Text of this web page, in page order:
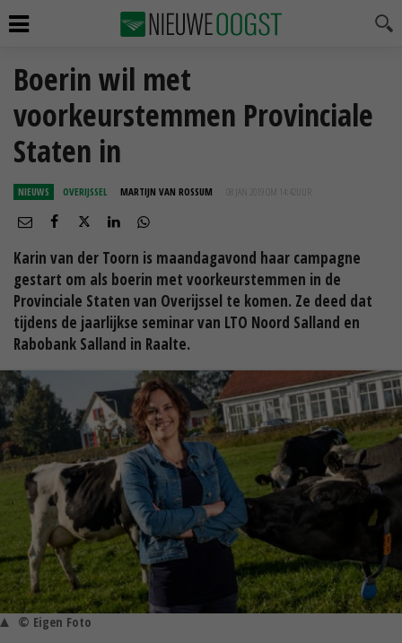
Boerin wil met
voorkeurstemmen Provinciale
Staten in
NIEUWS OVERIJSSEL MARTIJN VAN ROSSUM 08 JAN 2019 OM 14:42
Karin van der Toorn is maandagavond haar campagne
gestart om als boerin met voorkeurstemmen in de
Provinciale Staten van Overijssel te komen. Ze deed dat
tijdens de jaarlijkse seminar van LTO Noord Salland en
Rabobank Salland in Raalte.
© Eigen Foto